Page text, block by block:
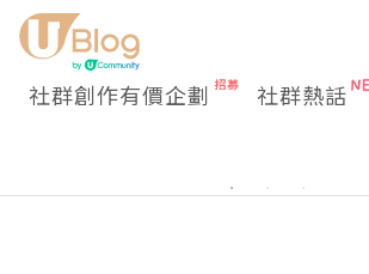
社群創作有價企劃 社群熱話